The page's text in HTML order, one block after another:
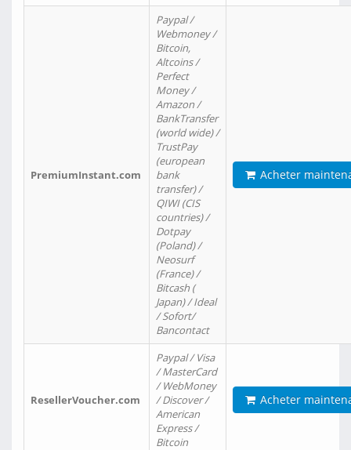
PremiumInstant.com
Paypal /
Webmoney /
Bitcoin,
Altcoins /
Perfect
Money /
Amazon /
BankTransfer
(world wide) /
TrustPay
(european
bank
transfer) /
QIWI (CIS
countries) /
Dotpay
(Poland) /
Neosurf
(France) /
Bitcash (
Japan) / Ideal
/ Sofort/
Bancontact
Acheter
ResellerVoucher.com
Paypal / Visa
/ MasterCard
/ WebMoney
/ Discover /
American
Express /
Bitcoin
Acheter